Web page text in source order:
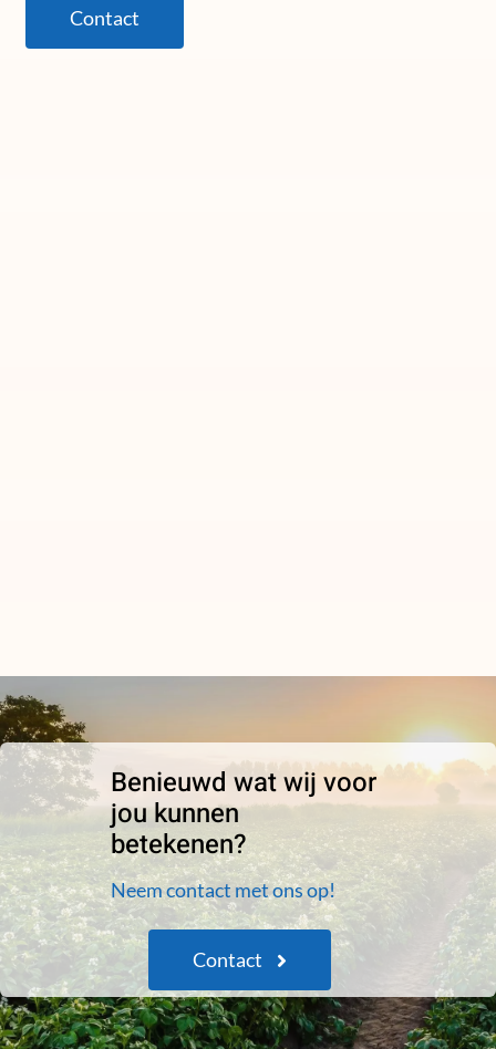
Contact
Benieuwd wat wij voor
jou kunnen
betekenen?
Neem contact met ons op!
Contact